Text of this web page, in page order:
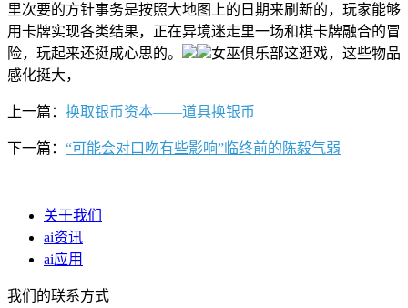
里次要的方针事务是按照大地图上的日期来刷新的，玩家能够
用卡牌实现各类结果，正在异境迷走里一场和棋卡牌融合的冒
险，玩起来还挺成心思的。
女巫俱乐部这逛戏，这些物品
感化挺大，
上一篇： 换取银币资本——道具换银币
下一篇： “可能会对口吻有些影响”临终前的陈毅气弱
关于我们
ai资讯
ai应用
我们的联系方式